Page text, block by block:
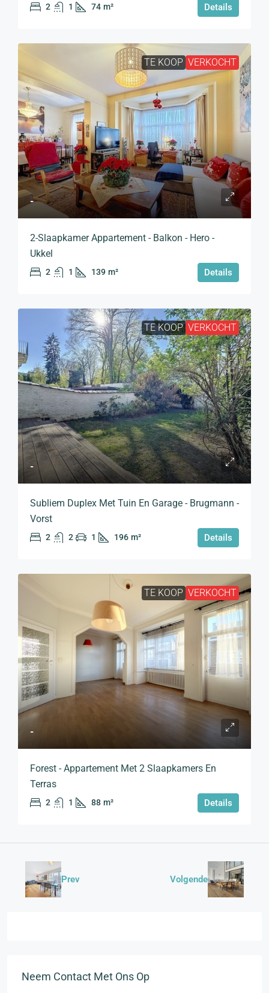
2 1 74 m² Details
TE KOOP VERKOCHT
-
2-Slaapkamer Appartement - Balkon - Hero -
Ukkel
2 1 139 m² Details
TE KOOP VERKOCHT
-
Subliem Duplex Met Tuin En Garage - Brugmann -
Vorst
2 2 1 196 m² Details
TE KOOP VERKOCHT
-
Forest - Appartement Met 2 Slaapkamers En
Terras
2 1 88 m² Details
Prev Volgende
Neem Contact Met Ons Op